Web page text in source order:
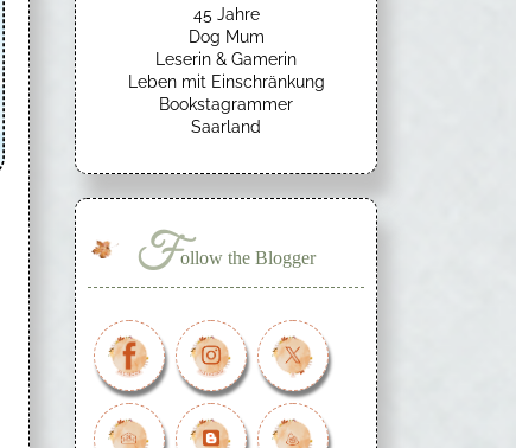
45 Jahre
Dog Mum
Leserin & Gamerin
Leben mit Einschränkung
Bookstagrammer
Saarland
Follow the Blogger